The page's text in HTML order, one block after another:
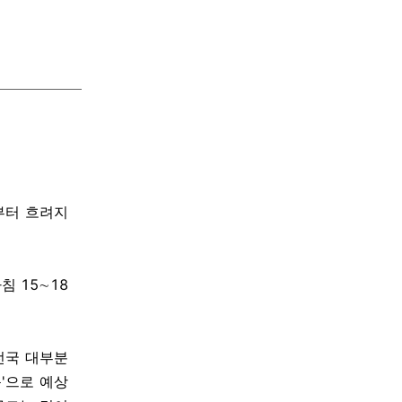
흐려지
침 15∼18
국 대부분
으로 예상